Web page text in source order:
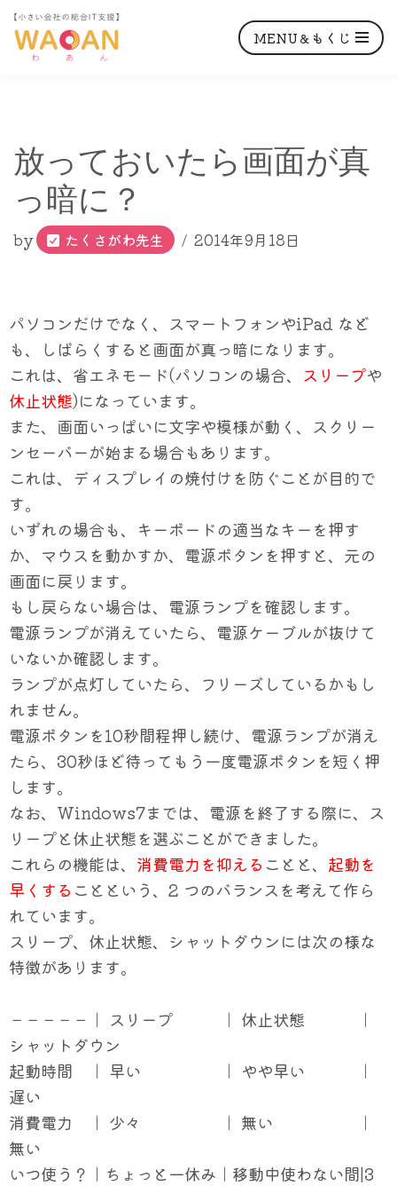
ン
テ
ン
ツ
へ
ッ
プ
MENU＆もくじ
放っておいたら画面が真
っ暗に？
by たくさがわ先生 2014年9月18日
パソコンだけでなく、スマートフォンやiPad など
も、しばらくすると画面が真っ暗になります。
これは、省エネモード(パソコンの場合、 スリープや
休止状態)になっています。
また、画面いっぱいに文字や模様が動く、スクリー
ンセーバーが始まる場合もあります。
これは、ディスプレイの焼付けを防ぐことが目的で
す。
いずれの場合も、キーボードの適当なキーを押す
か、マウスを動かすか、電源ボタンを押すと、元の
画面に戻ります。
もし戻らない場合は、電源ランプを確認します。
電源ランプが消えていたら、電源ケーブルが抜けて
いないか確認します。
ランプが点灯していたら、フリーズしているかもし
れません。
電源ボタンを10秒間程押し続け、電源ランプが消え
たら、30秒ほど待ってもう一度電源ボタンを短く押
します。
なお、Windows7までは、電源を終了する際に、ス
リープと休止状態を選ぶことができました。
これらの機能は、 消費電力を抑える ことと、 起動を
早くする ことという、2 つのバランスを考えて作ら
れています。
スリープ、休止状態、シャットダウンには次の様な
特徴があります。
－－－－－｜ スリープ ｜ 休止状態 ｜
シャットダウン
起動時間 ｜ 早い ｜ やや早い ｜
遅い
消費電力 ｜ 少々 ｜ 無い ｜
無い
いつ使う？｜ちょっと一休み｜移動中使わない間|3